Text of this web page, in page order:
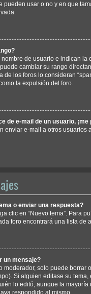
pueden usar o no y en que
de usuario e indican
cambiar su rango
de los foros lo consideran
la expulsión del foro.
de e-mail de un usuario,
enviar e-mail a otros
o enviar una respuesta?
clic en “Nuevo tema”. Para
foro encontrará una lista
un mensaje?
moderador, solo puede
Si alguien editase su
lo editó, aunque la
respondido al mismo.